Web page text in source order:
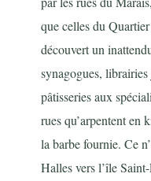
que celles du
découvert un
synagogues,
pâtisseries aux
rues qu’arpentent en
la barbe fournie. Ce
Halles vers l’île